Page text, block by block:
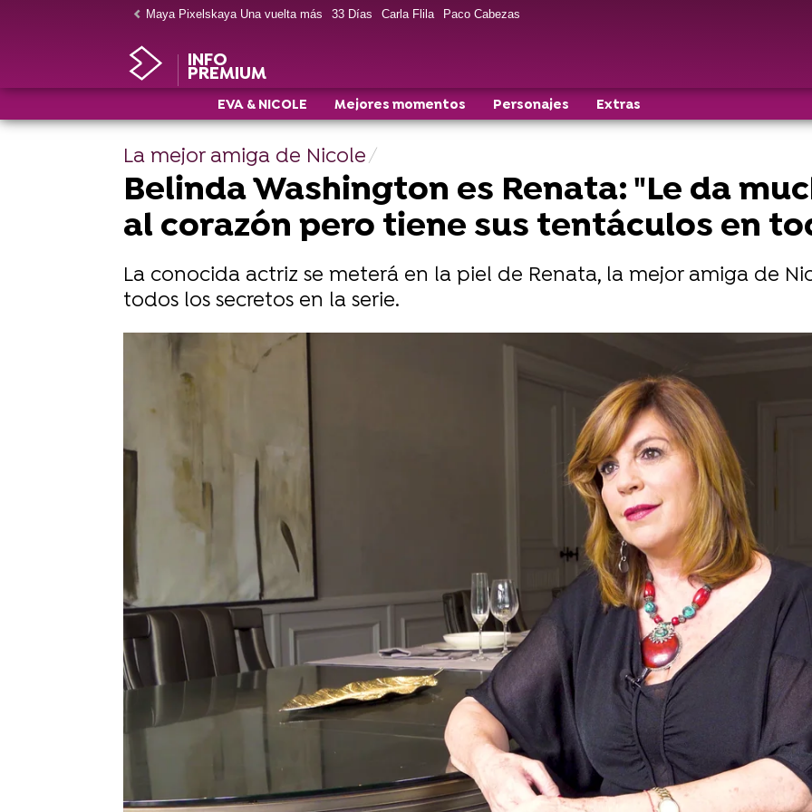
Maya Pixelskaya Una vuelta más 33 Días Carla Flila Paco Cabezas
INFO
PREMIUM
EVA & NICOLE Mejores momentos Personajes Extras
La mejor amiga de Nicole
Belinda Washington es Renata: "Le da
al corazón pero tiene sus tentáculos en
La conocida actriz se meterá en la piel de Renata, la mejor amiga de
todos los secretos en la serie.
Belén Rueda es Nicole: “De repente aparecerá Eva y pondrá su vida patas arriba”
Andrés Velencoso es Manuel en Eva y Nicole: "Es un personaje bastante ambiguo. No
Guillermo García Maroto
WhatsappFacebookTwitter
En un mundo de apariencias y secretos, la información y la lealtad